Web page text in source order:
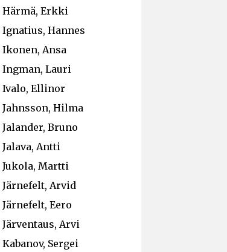
Härmä, Erkki
Ignatius, Hannes
Ikonen, Ansa
Ingman, Lauri
Ivalo, Ellinor
Jahnsson, Hilma
Jalander, Bruno
Jalava, Antti
Jukola, Martti
Järnefelt, Arvid
Järnefelt, Eero
Järventaus, Arvi
Kabanov, Sergei